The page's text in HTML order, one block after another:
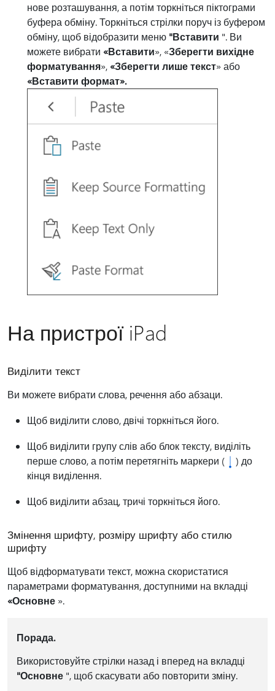
нове розташування, а потім торкніться піктограми
буфера обміну. Торкніться стрілки поруч із буфером
обміну, щоб відобразити меню "Вставити ". Ви
можете вибрати «Вставити», «Зберегти вихідне
форматування»,«Зберегти лише текст» або
«Вставити формат».
На пристрої iPad
Виділити текст
Ви можете вибрати слова, речення або абзаци.
Щоб виділити слово, двічі торкніться його.
Щоб виділити групу слів або блок тексту, виділіть
перше слово, а потім перетягніть маркери (
) до
кінця виділення.
Щоб виділити абзац, тричі торкніться його.
Змінення шрифту, розміру шрифту або стилю
шрифту
Щоб відформатувати текст, можна скористатися
параметрами форматування, доступними на вкладці
«Основне ».
Порада.
Використовуйте стрілки назад і вперед на вкладці
"Основне", щоб скасувати або повторити зміну.